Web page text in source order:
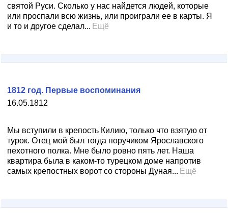
святой Руси. Сколько у нас найдется людей, которые
или проспали всю жизнь, или проиграли ее в карты. Я
и то и другое сделал... Ещё
16.05.1812
1812 год. Первые воспоминания
Мы вступили в крепость Килию, только что взятую от
турок. Отец мой был тогда поручиком Ярославского
пехотного полка. Мне было ровно пять лет. Наша
квартира была в каком-то турецком доме напротив
самых крепостных ворот со стороны Дуная... Ещё